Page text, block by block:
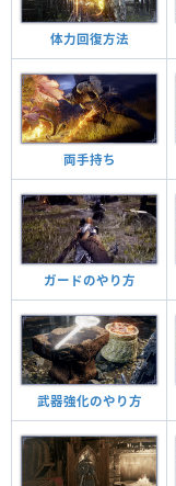
体力回復方法
両手持ち
ガードのやり方
武器強化のやり方